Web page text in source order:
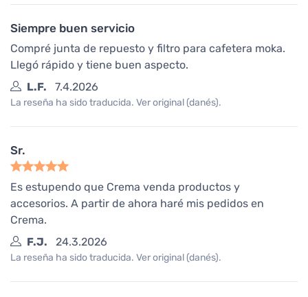
Siempre buen servicio
Compré junta de repuesto y filtro para cafetera moka.
Llegó rápido y tiene buen aspecto.
L.F.
7.4.2026
La reseña ha sido traducida. Ver original (danés).
Sr.
Es estupendo que Crema venda productos y
accesorios. A partir de ahora haré mis pedidos en
Crema.
F.J.
24.3.2026
La reseña ha sido traducida. Ver original (danés).